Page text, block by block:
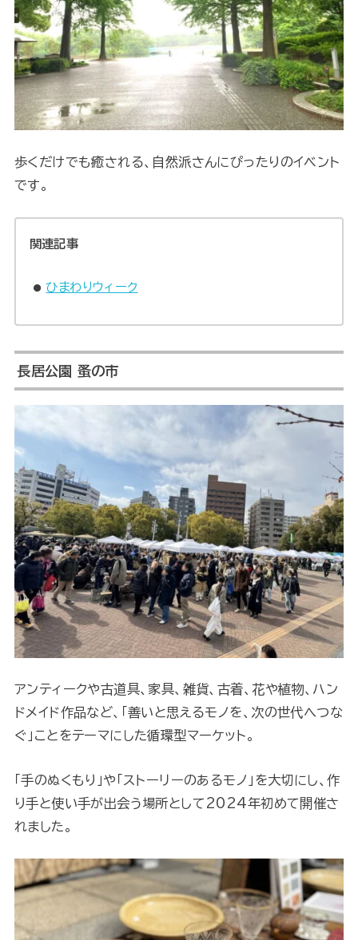
歩くだけでも癒される、自然派さんにぴったりのイベント
です。
関連記事
ひまわりウィーク
長居公園 蚤の市
アンティークや古道具、家具、雑貨、古着、花や植物、ハン
ドメイド作品など、「善いと思えるモノを、次の世代へつな
ぐ」ことをテーマにした循環型マーケット。
「手のぬくもり」や「ストーリーのあるモノ」を大切にし、作
り手と使い手が出会う場所として2024年初めて開催さ
れました。